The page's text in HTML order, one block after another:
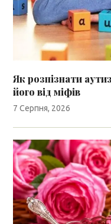
Як розпізнати
його від міфів
7 Серпня, 2026